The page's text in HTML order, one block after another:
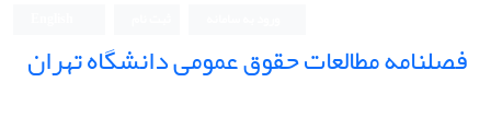
فصلنامه مطالعات حقوق عمومی دانشگاه تهران